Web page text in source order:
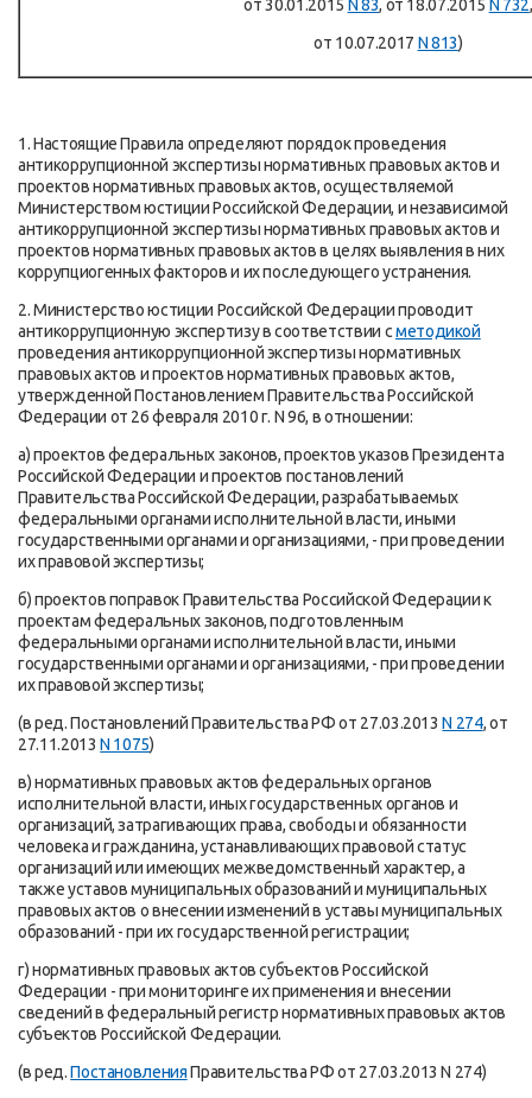
от 30.01.2015 N 83, от 18.07.2015 N 732,
от 10.07.2017 N 813)
1. Настоящие Правила определяют порядок проведения
антикоррупционной экспертизы нормативных правовых актов и
проектов нормативных правовых актов, осуществляемой
Министерством юстиции Российской Федерации, и независимой
антикоррупционной экспертизы нормативных правовых актов и
проектов нормативных правовых актов в целях выявления в них
коррупциогенных факторов и их последующего устранения.
2. Министерство юстиции Российской Федерации проводит
антикоррупционную экспертизу в соответствии сметодикой
проведения антикоррупционной экспертизы нормативных
правовых актов и проектов нормативных правовых актов,
утвержденной Постановлением Правительства Российской
Федерации от 26 февраля 2010 г. N 96, в отношении:
а) проектов федеральных законов, проектов указов Президента
Российской Федерации и проектов постановлений
Правительства Российской Федерации, разрабатываемых
федеральными органами исполнительной власти, иными
государственными органами и организациями, - при проведении
их правовой экспертизы;
б) проектов поправок Правительства Российской Федерации к
проектам федеральных законов, подготовленным
федеральными органами исполнительной власти, иными
государственными органами и организациями, - при проведении
их правовой экспертизы;
(в ред. Постановлений Правительства РФ от 27.03.2013N 274, от
27.11.2013N 1075)
в) нормативных правовых актов федеральных органов
исполнительной власти, иных государственных органов и
организаций, затрагивающих права, свободы и обязанности
человека и гражданина, устанавливающих правовой статус
организаций или имеющих межведомственный характер, а
также уставов муниципальных образований и муниципальных
правовых актов о внесении изменений в уставы муниципальных
образований - при их государственной регистрации;
г) нормативных правовых актов субъектов Российской
Федерации - при мониторинге их применения и внесении
сведений в федеральный регистр нормативных правовых актов
субъектов Российской Федерации.
(в ред.ПостановленияПравительства РФ от 27.03.2013 N 274)